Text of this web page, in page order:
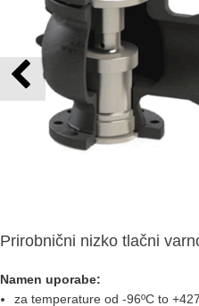
Prirobnični nizko tlačni
Namen uporabe:
za temperature od -96ºC to